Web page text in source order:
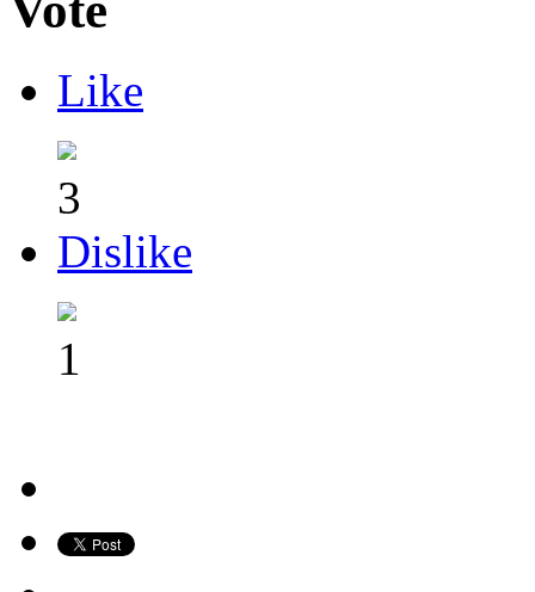
Like
3
Dislike
1